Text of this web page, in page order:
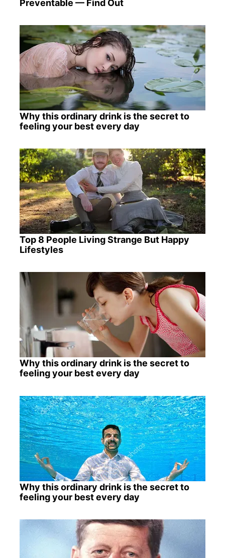
Preventable — Find Out
Why this ordinary drink is the secret to
feeling your best every day
Top 8 People Living Strange But Happy
Lifestyles
Why this ordinary drink is the secret to
feeling your best every day
Why this ordinary drink is the secret to
feeling your best every day